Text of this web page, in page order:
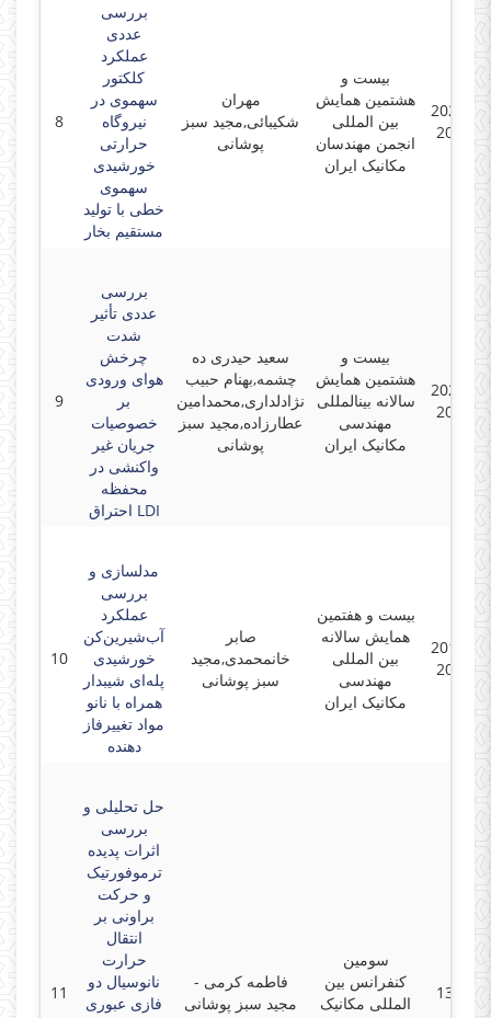
8
بررسی
عددی
عملکرد
کلکتور
سهموی در
نیروگاه
حرارتی
خورشیدی
سهموی
خطی با تولید
مستقیم بخار
مهران
شکیبائی,مجید سبز
پوشانی
بیست و
هشتمین همایش
بین المللی
انجمن مهندسان
مکانیک ایران
2020-
2020-
9
بررسی
عددی تأثیر
شدت
چرخش
هوای ورودی
بر
خصوصیات
جریان غیر
واکنشی در
محفظه
احتراق LDI
سعید حیدری ده
چشمه,بهنام حبیب
نژادلداری,محمدامین
عطارزاده,مجید سبز
پوشانی
بیست و
هشتمین همایش
سالانه بینالمللی
مهندسی
مکانیک ایران
2020-
2020-
10
مدلسازی و
بررسی
عملکرد
آب‌شیرین‌کن
خورشیدی
پله‌ای شیبدار
همراه با نانو
مواد تغییرفاز
دهنده
صابر
خانمحمدی,مجید
سبز پوشانی
بیست و هفتمین
همایش سالانه
بین المللی
مهندسی
مکانیک ایران
2019-
2019-
11
حل تحلیلی و
بررسی
اثرات پدیده
ترموفورتیک
و حرکت
براونی بر
انتقال
حرارت
نانوسیال دو
فازی عبوری
فاطمه کرمی -
مجید سبز پوشانی
سومین
کنفرانس بین
المللی مکانیک
1397-